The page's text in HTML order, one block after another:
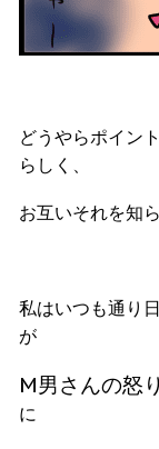
どうやらポイン
らしく、
お互いそれを知
私はいつも通り
が
M男さんの怒
に